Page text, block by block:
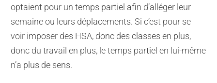
optaient pour un temps partiel afin d’alléger leur
semaine ou leurs déplacements. Si c’est pour se
voir imposer des HSA, donc des classes en plus,
donc du travail en plus, le temps partiel en lui-même
n’a plus de sens.